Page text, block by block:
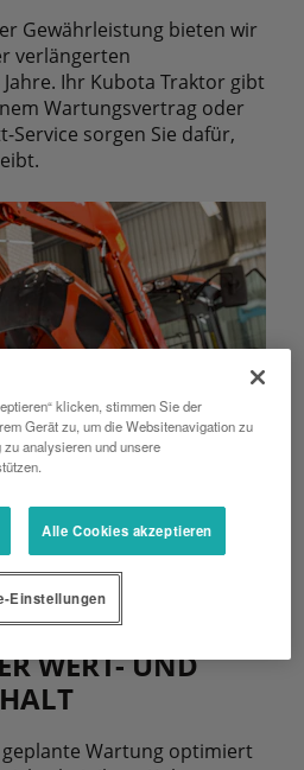
Gewährleistung bieten wir
verlängerten
Ihr Kubota Traktor gibt
Wartungsvertrag oder
Service sorgen Sie dafür,
WERT- UND
Wartung optimiert
klicken, stimmen Sie der
Gerät zu, um die Websitenavigation zu
analysieren und unsere
Alle Cookies akzeptieren
Einstellungen